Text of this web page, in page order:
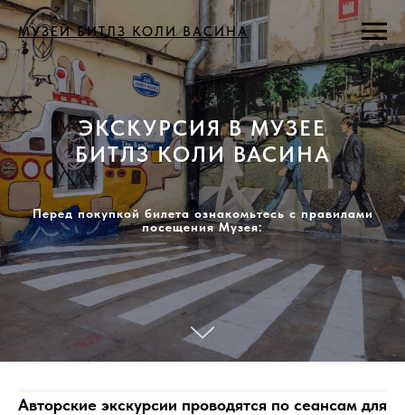
МУЗЕЙ БИТЛЗ КОЛИ ВАСИНА
ЭКСКУРСИЯ В МУЗЕЕ
БИТЛЗ КОЛИ ВАСИНА
Перед покупкой билета ознакомьтесь с правилами
посещения Музея:
Авторские экскурсии проводятся по сеансам для